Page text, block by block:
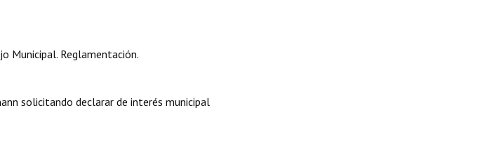
Municipal. Reglamentación.
solicitando declarar de interés municipal